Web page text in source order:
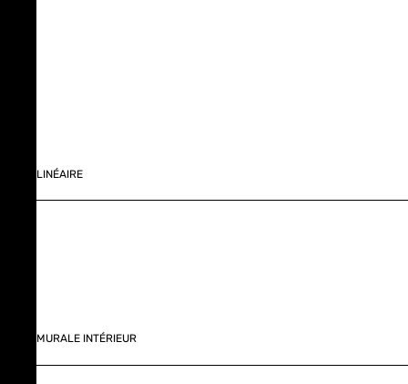
LINÉAIRE
MURALE INTÉRIEUR